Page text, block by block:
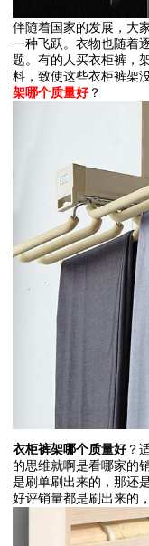
伴随着国家的发展，大
一种飞跃。衣物也随着
题。有的人买衣柜裤，
料，致使这些衣柜裤架
架哪个质量好？
衣柜裤架哪个质量好？
的思维就啊是看哪家的
是刷单刷出来的，那还
好评销量都是刷出来的